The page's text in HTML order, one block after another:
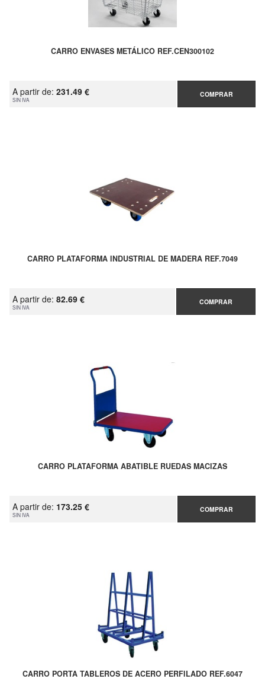
CARRO ENVASES METÁLICO REF.CEN300102
A partir de: 231.49 €
SIN IVA
COMPRAR
CARRO PLATAFORMA INDUSTRIAL DE MADERA REF.7049
A partir de: 82.69 €
SIN IVA
COMPRAR
CARRO PLATAFORMA ABATIBLE RUEDAS MACIZAS
A partir de: 173.25 €
SIN IVA
COMPRAR
CARRO PORTA TABLEROS DE ACERO PERFILADO REF.6047